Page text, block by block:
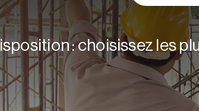
: choisissez les